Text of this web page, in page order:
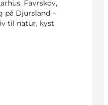
Favrskov,
på Djursland –
til natur, kyst